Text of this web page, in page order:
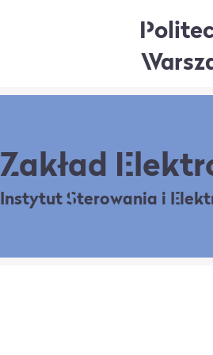
Zakład
Instytut Sterowania i